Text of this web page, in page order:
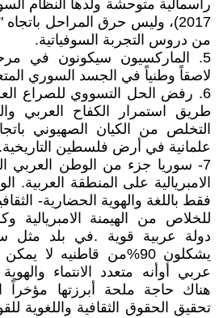
2017)، وليس حرق المراحل
من دروس التجربة السوفياتية.
5. الماركسيون سيكونون في
لاصقاً وطنياً في الجسد السوري
6. رفض الحل التسووي للصراع
طريق استمرار الكفاح العربي
التخلص من الكيان الصهيوني
علمانية في أرض فلسطين التاريخية.
7- سوريا جزء من الوطن العربي
الامبريالية على المنطقة العربية.
فقط باللغة والهوية الحضارية-
للخلاص من الهيمنة
دولة عربية قوية .في بلد مثل
يشكلون 90%من قاطنيه لا
عربي أوأنه متعدد الانتماء
هناك حاجة ملحة أبرزتها مؤخراً
تحقيق الحقوق الثقافية واللغوية